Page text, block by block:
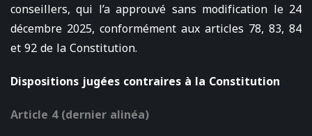
conseillers, qui l’a approuvé sans modification le 24
décembre 2025, conformément aux articles 78, 83, 84
et 92 de la Constitution.
Dispositions jugées contraires à la Constitution
Article 4 (dernier alinéa)